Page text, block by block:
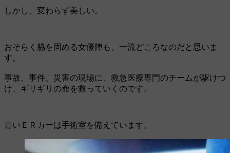
しかし、変わらず美しい。
おそらく脇を固める女優陣も、一流どころなのだと思いま
す。
事故、事件、災害の現場に、救急医療専門のチームが駆けつ
け、ギリギリの命を救っていくのです。
青いＥＲカーは手術室を備えています。